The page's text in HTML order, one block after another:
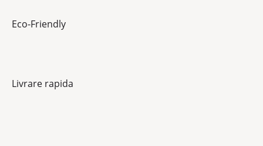
Eco-Friendly
Livrare rapida